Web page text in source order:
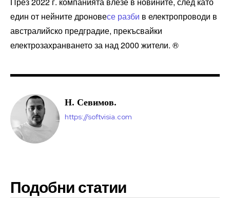
един от нейните дроновесе разби в електропроводи в
австралийско предградие, прекъсвайки
електрозахранването за над 2000 жители. ®
Н. Севимов.
https://softvisia.com
Подобни статии